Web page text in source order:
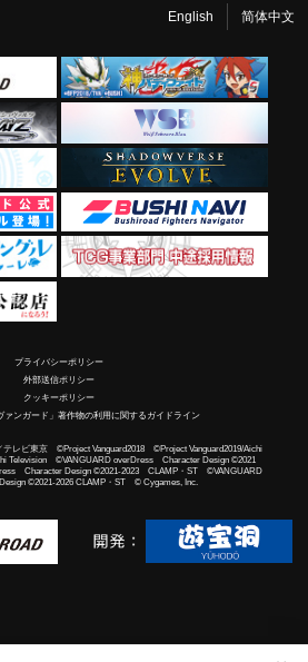
English 简体中文
プライバシーポリシー
外部送信ポリシー
クッキーポリシー
ァンガード」著作物の利用に関するガイドライン
レビ東京 ©Project Vanguard2018 ©Project Vanguard2019/Aichi
Television ©VANGUARD overDress Character Design ©2021
Character Design ©2021-2023 CLAMP・ST ©VANGUARD
©2021-2026 CLAMP・ST © Cygames, Inc.